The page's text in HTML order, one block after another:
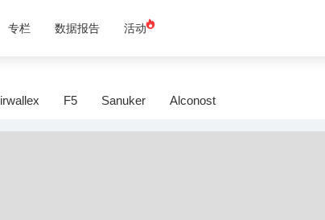
专栏 数据报告 活动
F5 Sanuker Alconost